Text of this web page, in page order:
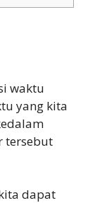
waktu
yang kita
tersebut
dapat